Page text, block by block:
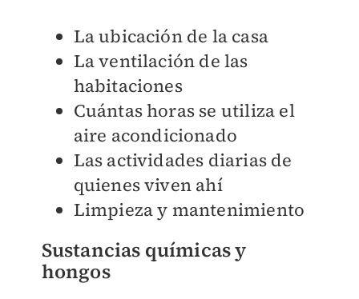
La ubicación de la casa
La ventilación de las
habitaciones
Cuántas horas se utiliza el
aire acondicionado
Las actividades diarias de
quienes viven ahí
Limpieza y mantenimiento
Sustancias químicas y
hongos